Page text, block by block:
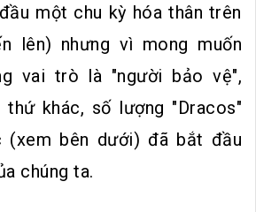
một chu kỳ hóa thân trên
lên) nhưng vì mong muốn
vai trò là "người bảo vệ",
khác, số lượng "Dracos"
(xem bên dưới) đã bắt đầu
chúng ta.